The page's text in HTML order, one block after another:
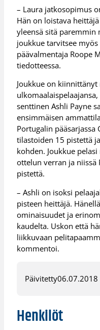
– Laura jatkosopimus
Hän on loistava
yleensä sitä
joukkue tarvitsee
päävalmentaja Roope
tiedotteessa.
Joukkue on
senttinen Ashli Payne
ensimmäisen
Portugalin pääsarjassa
tilastoiden 15 pistettä
kohden. Joukkue
ottelun verran ja niissä
pistettä.
– Ashli on isoksi
pisteen heittäjä.
ominaisuudet ja
kaudelta. Uskon että
liikkuvaan
kommentoi.
Päivitetty06.07.2018
Henkilöt